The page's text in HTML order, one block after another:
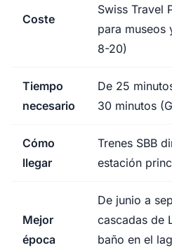
Coste
Swiss Travel
para museos
8-20)
Tiempo
necesario
De 25
30 minutos
Cómo
llegar
Trenes SBB
estación
Mejor
época
De junio a
cascadas de
baño en el